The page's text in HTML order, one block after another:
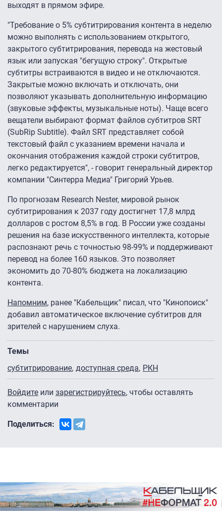
выходят в прямом эфире.
"Требование о 5% субтитрирования контента в неделю
можно выполнять с использованием открытого,
закрытого субтитрирования, перевода на жестовый
язык или запуская "бегущую строку". Открытые
субтитры встраиваются в видео и не отключаются.
Закрытые можно включать и отключать, они
позволяют указывать дополнительную информацию
(звуковые эффекты, музыкальные ноты). Чаще всего
вещатели выбирают формат файлов субтитров SRT
(SubRip Subtitle). Файл SRT представляет собой
текстовый файл с указанием времени начала и
окончания отображения каждой строки субтитров,
легко редактируется", - говорит генеральный директор
компании "Синтерра Медиа" Григорий Урьев.
По прогнозам Research Nester, мировой рынок
субтитрирования к 2037 году достигнет 17,8 млрд
долларов с ростом 8,5% в год. В России уже созданы
решения на базе искусственного интеллекта, которые
распознают речь с точностью 98-99% и поддерживают
перевод на более 160 языков. Это позволяет
экономить до 70-80% бюджета на локализацию
контента.
Напомним, ранее "Кабельщик" писал, что "Кинопоиск"
добавил автоматическое включение субтитров для
зрителей с нарушением слуха.
Темы
субтитрирование доступная среда РКН
Войдите или зарегистрируйтесь, чтобы оставлять
комментарии
Поделиться: